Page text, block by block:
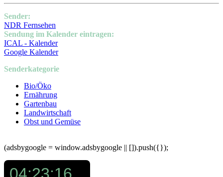
Sender:
NDR Fernsehen
Sendung im Kalender eintragen:
ICAL - Kalender
Google Kalender
Senderkategorie
Bio/Öko
Ernährung
Gartenbau
Landwirtschaft
Obst und Gemüse
(adsbygoogle = window.adsbygoogle || []).push({});